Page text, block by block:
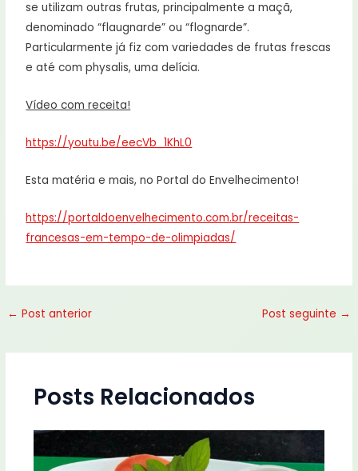
se utilizam outras frutas, principalmente a maçã,
denominado “flaugnarde” ou “flognarde”.
Particularmente já fiz com variedades de frutas frescas
e até com physalis, uma delícia.
Vídeo com receita!
https://youtu.be/eecVb_1KhL0
Esta matéria e mais, no Portal do Envelhecimento!
https://portaldoenvelhecimento.com.br/receitas-
francesas-em-tempo-de-olimpiadas/
← Post anterior Post seguinte →
Posts Relacionados